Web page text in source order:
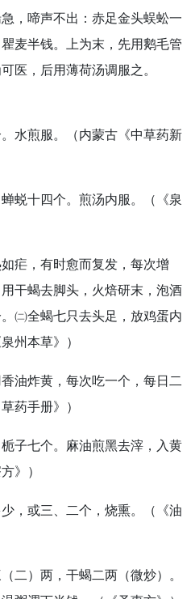
，啼声不出：赤足金头蜈蚣一
麦半钱。上为末，先用鹅毛管
医，后用薄荷汤调服之。
水煎服。（内蒙古《中草药新
蜕十四个。煎汤内服。（《泉
疟，有时愈而复发，每次增
干蝎去脚头，火焙研末，泡酒
㈡全蝎七只去头足，放鸡蛋内
州本草》）
油炸黄，每次吃一个，每日二
药手册》）
子七个。麻油煎黑去滓，入黄
》）
，或三、二个，烧熏。（《油
二）两，干蝎二两（微炒）。